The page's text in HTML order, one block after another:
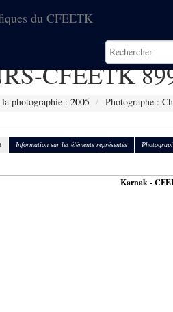
du CFEETK
CFEETK
photographie : 2005 Photographe :
Information sur les éléments représentés